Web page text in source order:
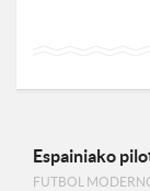
Espainiako
FUTBOL